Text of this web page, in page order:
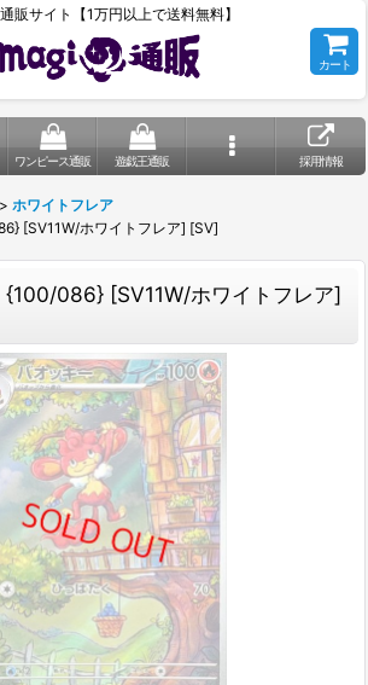
販サイト【1万円以上で送料無料】
カート
ワンピース通販 遊戯王通販 採用情報
> ホワイトフレア
[SV11W/ホワイトフレア] [SV]
{100/086} [SV11W/ホワイトフレア]